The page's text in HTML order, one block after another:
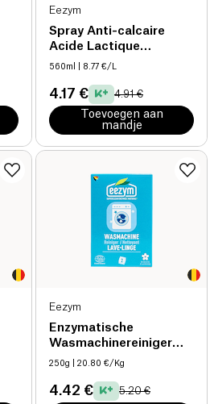
Eezym
Spray Anti-calcaire
Acide Lactique
natuurlijk
560ml | 8.77 €/L
4.17 € 4.91 €
Toevoegen aan
mandje
Eezym
Enzymatische
Wasmachinereiniger
bio
250g | 20.80 €/Kg
4.42 € 5.20 €